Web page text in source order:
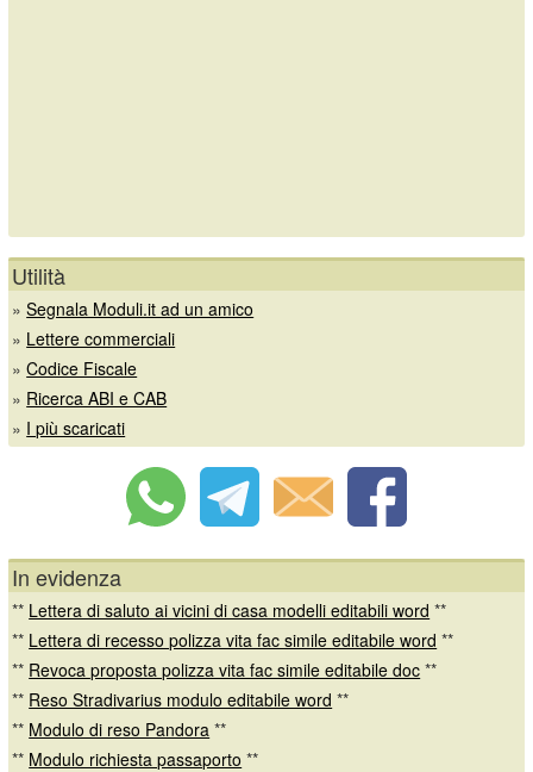
Utilità
»Segnala Moduli.it ad un amico
» Lettere commerciali
»Codice Fiscale
» Ricerca ABI e CAB
» I più scaricati
In evidenza
** Lettera di saluto ai vicini di casa modelli editabili word **
** Lettera di recesso polizza vita fac simile editabile word **
** Revoca proposta polizza vita fac simile editabile doc **
** Reso Stradivarius modulo editabile word **
** Modulo di reso Pandora **
** Modulo richiesta passaporto **